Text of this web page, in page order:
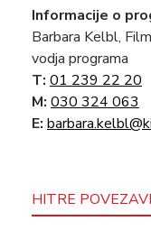
Informacije o
Barbara Kelbl,
vodja programa
T: 01 239 22 20
M: 030 324 063
E:
HITRE